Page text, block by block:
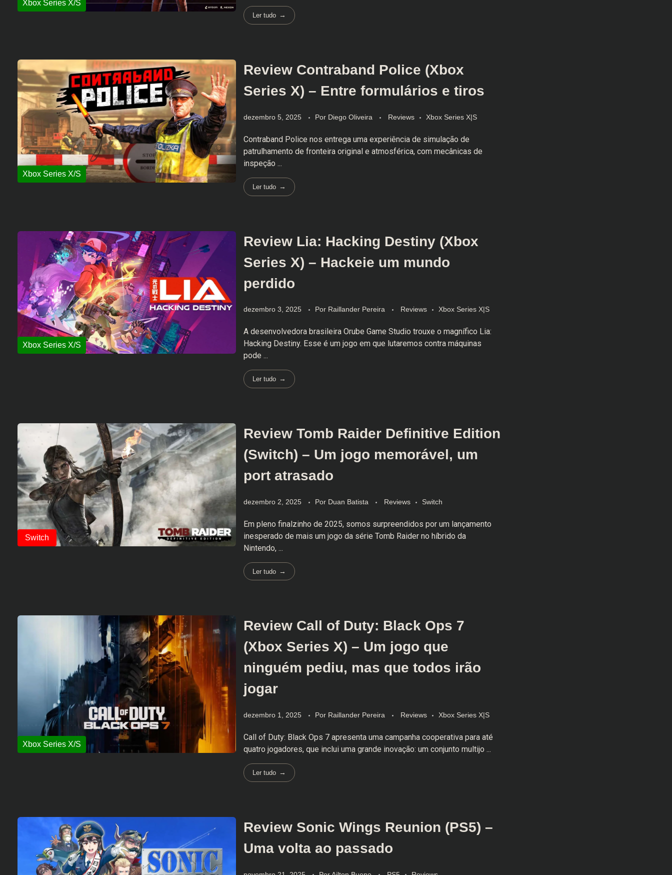
Ler tudo
Review Contraband Police (Xbox
Series X) – Entre formulários e tiros
dezembro 5, 2025 Por Diego Oliveira Reviews Xbox Series X|S
Contraband Police nos entrega uma experiência de simulação de
patrulhamento de fronteira original e atmosférica, com mecânicas de
inspeção ...
Ler tudo
Review Lia: Hacking Destiny (Xbox
Series X) – Hackeie um mundo
perdido
dezembro 3, 2025 Por Raillander Pereira Reviews Xbox Series X|S
A desenvolvedora brasileira Orube Game Studio trouxe o magnífico Lia:
Hacking Destiny. Esse é um jogo em que lutaremos contra máquinas
pode ...
Ler tudo
Review Tomb Raider Definitive Edition
(Switch) – Um jogo memorável, um
port atrasado
dezembro 2, 2025 Por Duan Batista Reviews Switch
Em pleno finalzinho de 2025, somos surpreendidos por um lançamento
inesperado de mais um jogo da série Tomb Raider no híbrido da
Nintendo, ...
Ler tudo
Review Call of Duty: Black Ops 7
(Xbox Series X) – Um jogo que
ninguém pediu, mas que todos irão
jogar
dezembro 1, 2025 Por Raillander Pereira Reviews Xbox Series X|S
Call of Duty: Black Ops 7 apresenta uma campanha cooperativa para até
quatro jogadores, que inclui uma grande inovação: um conjunto multijo ...
Ler tudo
Review Sonic Wings Reunion (PS5) –
Uma volta ao passado